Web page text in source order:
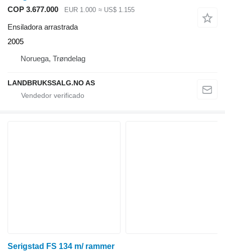
COP 3.677.000
EUR 1.000 ≈ US$ 1.155
Ensiladora arrastrada
2005
Noruega, Trøndelag
LANDBRUKSSALG.NO AS
Serigstad FS 134 m/ rammer